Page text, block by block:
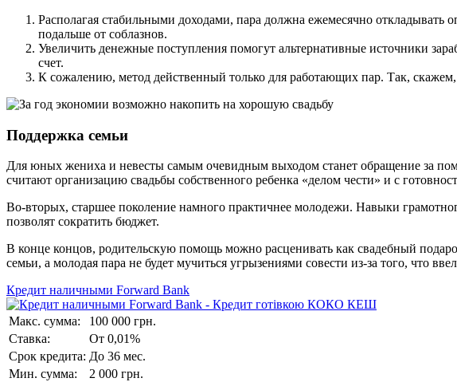
Располагая стабильными доходами, пара должна ежемесячно откладывать
подальше от соблазнов.
Увеличить денежные поступления помогут альтернативные источники
счет.
К сожалению, метод действенный только для работающих пар. Так, скажем,
Поддержка семьи
Для юных жениха и невесты самым очевидным выходом станет обращение за
считают организацию свадьбы собственного ребенка «делом чести» и с
Во-вторых, старшее поколение намного практичнее молодежи. Навыки
позволят сократить бюджет.
В конце концов, родительскую помощь можно расценивать как свадебный
семьи, а молодая пара не будет мучиться угрызениями совести из-за того, что
Кредит наличными Forward Bank
Макс. сумма:
100 000 грн.
Ставка:
От 0,01%
Срок кредита: До 36 мес.
Мин. сумма:
2 000 грн.